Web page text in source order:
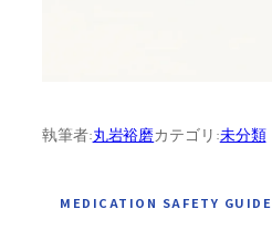
執筆者:丸岩裕磨カテゴリ:未分類
MEDICATION SAFETY GUIDE